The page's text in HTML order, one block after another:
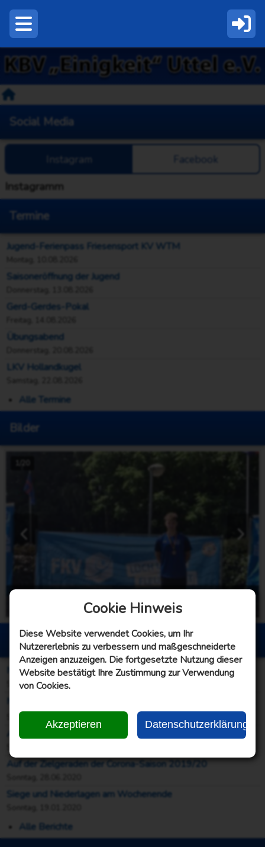
Cookie Hinweis
Diese Website verwendet Cookies, um Ihr
Nutzererlebnis zu verbessern und maßgeschneiderte
Anzeigen anzuzeigen. Die fortgesetzte Nutzung dieser
Website bestätigt Ihre Zustimmung zur Verwendung
von Cookies.
Akzeptieren Datenschutzerklärung
Social Media
Instagram Facebook
Instagramm
Termine
Jugend-Ferienpass Friesensport KV WTM
Saisoneröffnung der Jugend
Gerd-Gerdes-Pokal
Übungsabend
LKV Hollandkugel
Alle Termine
Bilder
Berichte Bosselwoche
Sonntag, 04.10.2020
Sonntag, 27.09.2020
Ausgeglichener Start der Frauen in die Saison 2020/21
Auf der Zielgeraden der Corona-Saison 2019/20
Siege und Niederlagen am Wochenende
Alle Berichte